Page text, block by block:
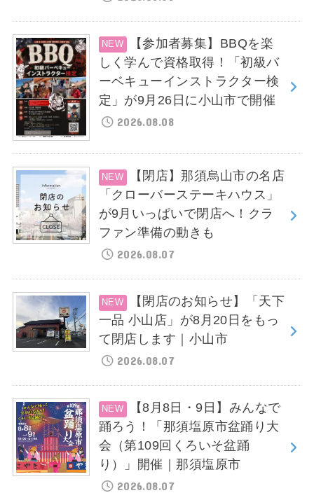
【参加者募集】BBQを楽
しく学んで資格取得！「初級バ
ーベキューインストラクター検
定」が9月26日に小山市で開催
2026.08.08
【閉店】那須烏山市の名店
「クローバーステーキハウス」
が9月いっぱいで閉店へ！クラ
ファン準備の動きも
2026.08.07
【閉店のお知らせ】「天下
一品 小山店」が8月20日をもっ
て閉店します｜小山市
2026.08.07
【8月8日・9日】みんなで
踊ろう！「那須塩原市盆踊り大
会（第109回くろいそ盆踊
り）」開催｜那須塩原市
2026.08.07